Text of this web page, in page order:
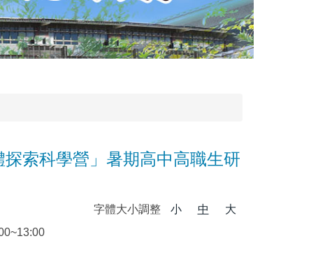
索科學營」暑期高中高職生研
字體大小調整 小 中
大